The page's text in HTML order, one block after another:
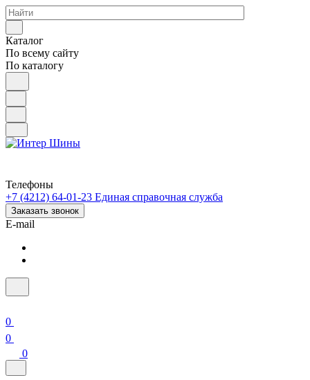
Каталог
По всему сайту
По каталогу
Телефоны
+7 (4212) 64-01-23 Единая справочная служба
Заказать звонок
E-mail
0
0
0